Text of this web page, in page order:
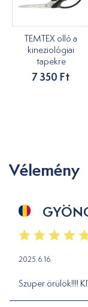
TEMTEX olló a
kineziológiai
tapekre
7 350 Ft
Vélemény
2025.6.16.
Szuper örülök!!!!